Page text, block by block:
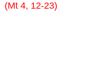
(Mt 4, 12-23)